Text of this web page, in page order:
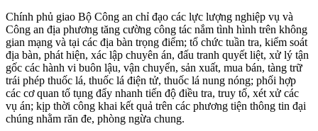
Chính phủ giao Bộ Công an chỉ đạo các lực lượng nghiệp vụ và
Công an địa phương tăng cường công tác nắm tình hình trên không
gian mạng và tại các địa bàn trọng điểm; tổ chức tuần tra, kiểm soát
địa bàn, phát hiện, xác lập chuyên án, đấu tranh quyết liệt, xử lý tận
gốc các hành vi buôn lậu, vận chuyển, sản xuất, mua bán, tàng trữ
trái phép thuốc lá, thuốc lá điện tử, thuốc lá nung nóng; phối hợp
các cơ quan tố tụng đẩy nhanh tiến độ điều tra, truy tố, xét xử các
vụ án; kịp thời công khai kết quả trên các phương tiện thông tin đại
chúng nhằm răn đe, phòng ngừa chung.